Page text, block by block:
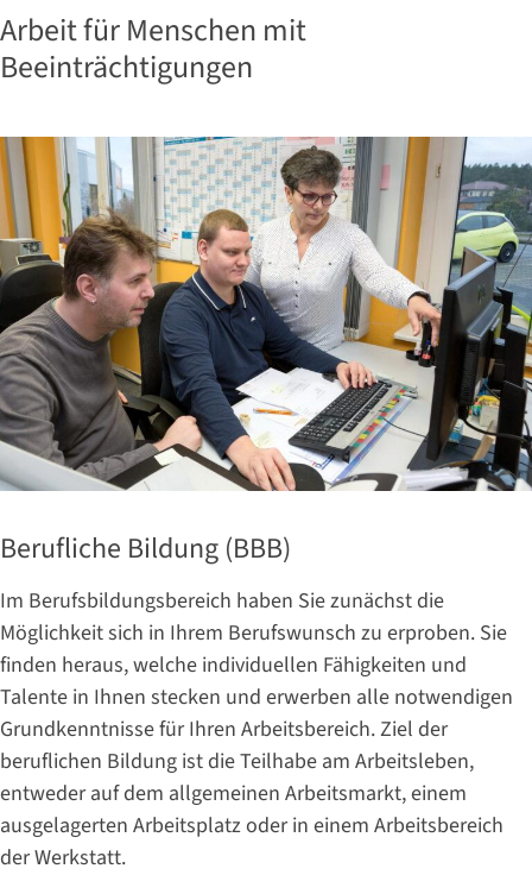
Arbeit für Menschen mit
Beeinträchtigungen
Berufliche Bildung (BBB)
Im Berufsbildungsbereich haben Sie zunächst die
Möglichkeit sich in Ihrem Berufswunsch zu erproben. Sie
finden heraus, welche individuellen Fähigkeiten und
Talente in Ihnen stecken und erwerben alle notwendigen
Grundkenntnisse für Ihren Arbeitsbereich. Ziel der
beruflichen Bildung ist die Teilhabe am Arbeitsleben,
entweder auf dem allgemeinen Arbeitsmarkt, einem
ausgelagerten Arbeitsplatz oder in einem Arbeitsbereich
der Werkstatt.